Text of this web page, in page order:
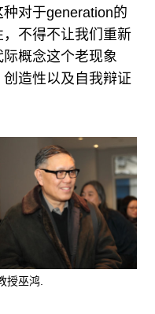
对于generation的
不得不让我们重新
概念这个老现象
造性以及自我辩证
授巫鸿.